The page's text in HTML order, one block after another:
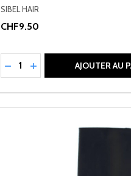
SIBEL HAIR
CHF9.50
Quantité:
RÉDUIRE LA QUANTITÉ DE
AUGMENTER LA
AJOUTER AU